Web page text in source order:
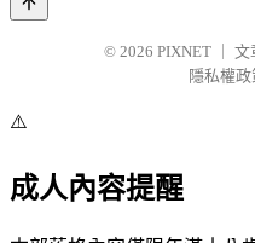
© 2026 PIXNET
文
隱私權政
⚠️
成人內容提醒